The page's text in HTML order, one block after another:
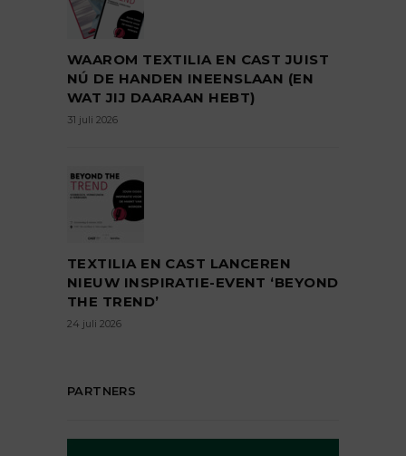
WAAROM TEXTILIA EN CAST JUIST
NÚ DE HANDEN INEENSLAAN (EN
WAT JIJ DAARAAN HEBT)
31 juli 2026
TEXTILIA EN CAST LANCEREN
NIEUW INSPIRATIE-EVENT ‘BEYOND
THE TREND’
24 juli 2026
PARTNERS